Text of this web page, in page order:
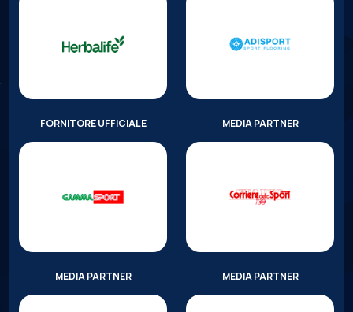
FORNITORE UFFICIALE MEDIA PARTNER
MEDIA PARTNER MEDIA PARTNER